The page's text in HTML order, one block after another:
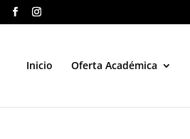
Inicio Oferta Académica